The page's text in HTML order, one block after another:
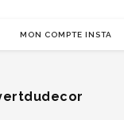
MON COMPTE INSTA